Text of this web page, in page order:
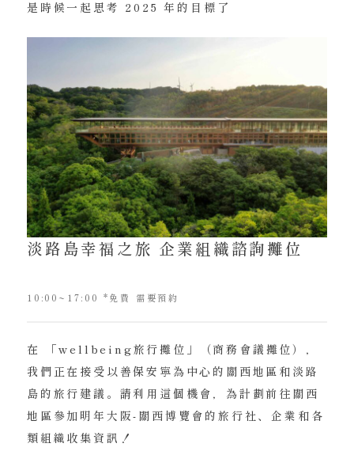
是時候一起思考 2025 年的目標了
淡路島幸福之旅 企業組織諮詢攤位
10:00~17:00 *免費 需要預約
在 「wellbeing旅行攤位」（商務會議攤位），
我們正在接受以善保安寧為中心的關西地區和淡路
島的旅行建議。請利用這個機會，為計劃前往關西
地區參加明年大阪-關西博覽會的旅行社、企業和各
類組織收集資訊！